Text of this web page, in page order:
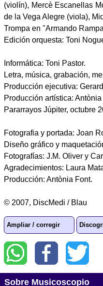
(violín), Mercè Escanellas
de la Vega Alegre (viola),
Trompa en "Armando
Edición orquesta: Toni
Informática: Toni Pastor.
Letra, música, grabación,
Producción ejecutiva:
Producción artística: Antònia
Pararrayos Júpiter, octubre
Fotografia y portada: Joan
Diseño gráfico y
Fotografías: J.M. Oliver y
Agradecimientos: Laura
Producción: Antònia Font.
© 2007, DiscMedi / Blau
Ampliar / corregir
Sobre Musicoscopio